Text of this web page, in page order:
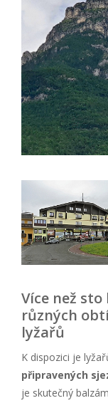
Více než
různých
lyžařů
K dispozici je
připravených
je skutečný